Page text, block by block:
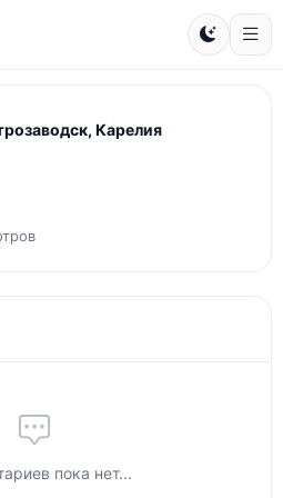
Карелия
пока нет...